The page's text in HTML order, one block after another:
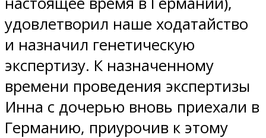
удовлетворил наше ходатайство
и назначил генетическую
экспертизу. К назначенному
времени проведения экспертизы
Инна с дочерью вновь приехали в
Германию, приурочив к этому